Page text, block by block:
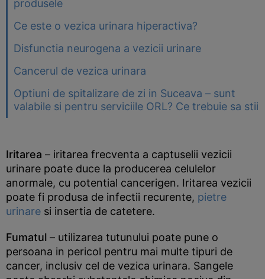
produsele
Ce este o vezica urinara hiperactiva?
Disfunctia neurogena a vezicii urinare
Cancerul de vezica urinara
Optiuni de spitalizare de zi in Suceava – sunt
valabile si pentru serviciile ORL? Ce trebuie sa stii
Iritarea – iritarea frecventa a captuselii vezicii
urinare poate duce la producerea celulelor
anormale, cu potential cancerigen. Iritarea vezicii
poate fi produsa de infectii recurente, pietre
urinare si insertia de catetere.
Fumatul – utilizarea tutunului poate pune o
persoana in pericol pentru mai multe tipuri de
cancer, inclusiv cel de vezica urinara. Sangele